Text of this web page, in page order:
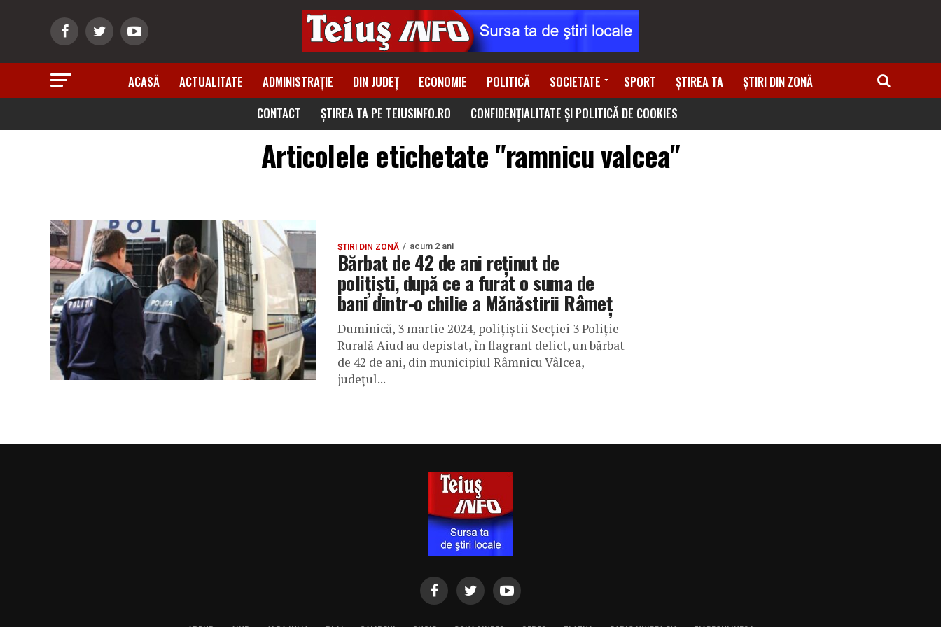
ACASĂ ACTUALITATE ADMINISTRAȚIE DIN JUDEȚ ECONOMIE POLITICĂ SOCIETATE SPORT ȘTIREA TA
ȘTIRI DIN ZONĂ
CONTACT
ȘTIREA TA PE TEIUSINFO.RO CONFIDENȚIALITATE ȘI POLITICĂ DE COOKIES
Articolele etichetate "ramnicu valcea"
ȘTIRI DIN ZONĂ acum 2 ani
Bărbat de 42 de ani reținut de
polițiști, după ce a furat o suma de
bani dintr-o chilie a Mănăstirii Râmeț
Duminică, 3 martie 2024, polițiștii Secției 3 Poliție
Rurală Aiud au depistat, în flagrant delict, un bărbat
de 42 de ani, din municipiul Râmnicu Vâlcea,
județul...